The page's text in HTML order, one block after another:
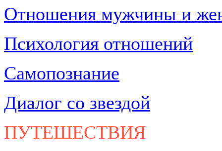
Отношения мужчины и
Психология отношений
Самопознание
Диалог со звездой
ПУТЕШЕСТВИЯ